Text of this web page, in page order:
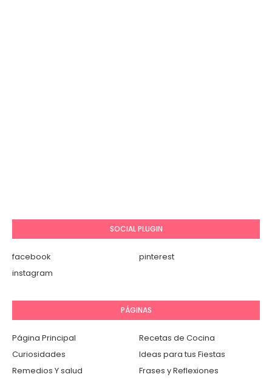
SOCIAL PLUGIN
facebook
pinterest
instagram
PÁGINAS
Página Principal
Recetas de Cocina
Curiosidades
Ideas para tus Fiestas
Remedios Y salud
Frases y Reflexiones